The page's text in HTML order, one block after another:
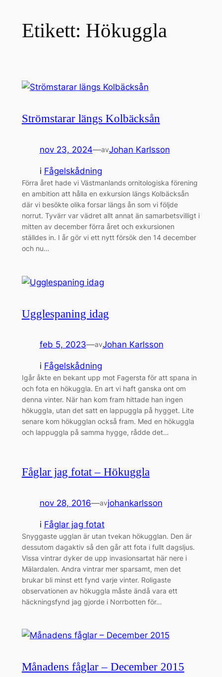
Etikett: Hökuggla
Strömstarar längs Kolbäcksån
nov 23, 2024—avJohan Karlsson
i Fågelskådning
Förra året hade vi Västmanlands ornitologiska förening
en ambition att hålla en exkursion längs Kolbäcksån
där vi besökte olika forsar längs ån som vi följde
norrut. Tyvärr var vädret allt annat än samarbetsvilligt i
mitten av december förra året och exkursionen
ställdes in. I år gör vi ett nytt försök den 14 december
och nu…
Ugglespaning idag
feb 5, 2023—avJohan Karlsson
i Fågelskådning
Igår åkte en bekant upp mot Fagersta för att spana in
och fota en hökuggla. En art vi haft ganska ont om
denna vinter. När han kom fram hittade han ingen
hökuggla, utan det satt en lappuggla på hygget. Lite
senare kom hökugglan också fram. Med en hökuggla
och lappuggla på samma hygge, rådde det…
Fåglar jag fotat – Hökuggla
nov 28, 2016—avjohankarlsson
i Fåglar jag fotat
Snyggaste ugglan är utan tvekan hökugglan. Den är
dessutom dagaktiv så den går att fota i fullt dagsljus.
Vissa vintrar dyker de upp invasionsartat här nere i
Mälardalen. Andra vintrar mer sparsamt, men det
brukar bli minst ett fynd varje vinter. Roligaste
observationen av hökuggla måste ändå vara ett
häckningsfynd jag gjorde i Norrbotten för…
Månadens fåglar – December 2015